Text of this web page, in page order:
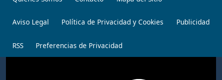
Aviso Legal Política de Privacidad y Cookies Publicidad
RSS Preferencias de Privacidad